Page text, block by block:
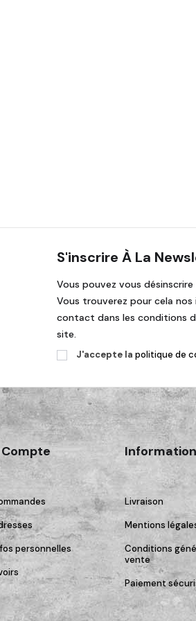
S'inscrire À La
Vous pouvez vous
Vous trouverez pour cela
contact dans les conditions
site.
J'accepte la politique de
personnelles
Livraison
Mentions
Conditions
vente
Paiement